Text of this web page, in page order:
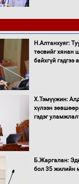
Автобензин,
албан татварыг
Санхүүгийн
мэндийн
Нөөцийн махны
борлуулалтыг
Н.Алтанхуяг:
төсвийг хянан
байхгүй гэдгээ
Х.Тэмүүжин:
хүлээн
гэдэг
Б.Жаргалан:
бол 35 жилийн